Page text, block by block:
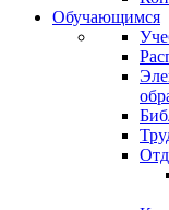
Обучающимся